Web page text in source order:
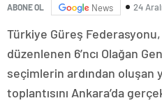
ABONE OL News 24
Türkiye Güreş
düzenlenen 6’ncı Olağan
seçimlerin ardından
toplantısını Ankara’da